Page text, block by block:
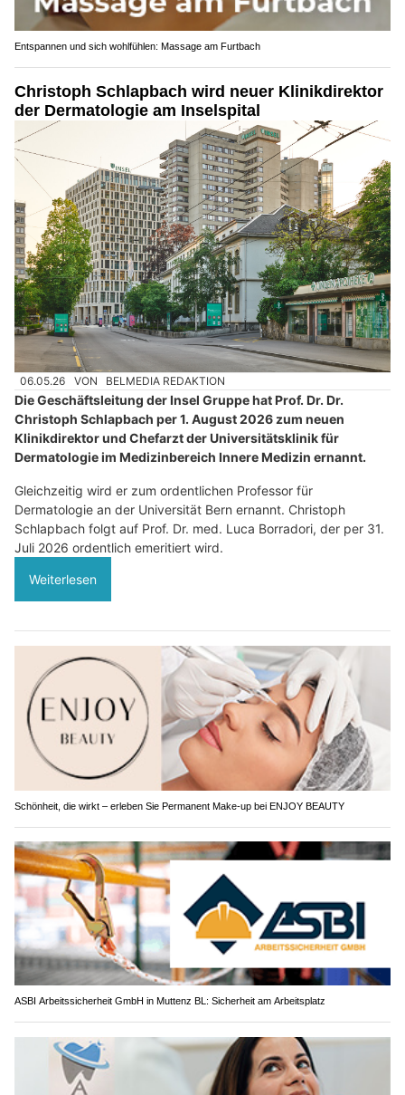
Entspannen und sich wohlfühlen: Massage am Furtbach
Christoph Schlapbach wird neuer Klinikdirektor
der Dermatologie am Inselspital
06.05.26 VON BELMEDIA REDAKTION
Die Geschäftsleitung der Insel Gruppe hat Prof. Dr. Dr.
Christoph Schlapbach per 1. August 2026 zum neuen
Klinikdirektor und Chefarzt der Universitätsklinik für
Dermatologie im Medizinbereich Innere Medizin ernannt.
Gleichzeitig wird er zum ordentlichen Professor für
Dermatologie an der Universität Bern ernannt. Christoph
Schlapbach folgt auf Prof. Dr. med. Luca Borradori, der per 31.
Juli 2026 ordentlich emeritiert wird.
Weiterlesen
Schönheit, die wirkt – erleben Sie Permanent Make-up bei ENJOY BEAUTY
ASBI Arbeitssicherheit GmbH in Muttenz BL: Sicherheit am Arbeitsplatz